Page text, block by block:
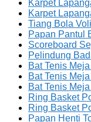
Karpet
Karpet
Tiang Bola
Papan Pantul
Scoreboard
Pelindung
Bat Tenis
Bat Tenis
Bat Tenis
Ring Basket
Ring Basket
Papan Henti